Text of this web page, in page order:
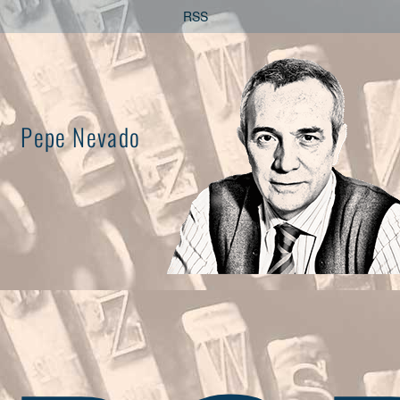
Saltar
al
contenido
RSS
Pepe Nevado